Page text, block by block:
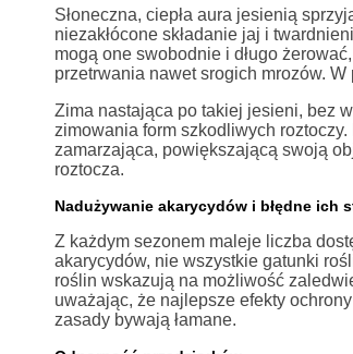
Słoneczna, ciepła aura jesienią
niezakłócone składanie jaj i
mogą one swobodnie i długo
przetrwania nawet srogich mrozów.
Zima nastająca po takiej jesieni, bez
zimowania form szkodliwych
zamarzająca, powiększającą swoją
roztocza.
Nadużywanie akarycydów i błędne ich
Z każdym sezonem maleje liczba
akarycydów, nie wszystkie gatunki
roślin wskazują na możliwość
uważając, że najlepsze efekty
zasady bywają łamane.